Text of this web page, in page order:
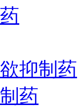
抑制药
药